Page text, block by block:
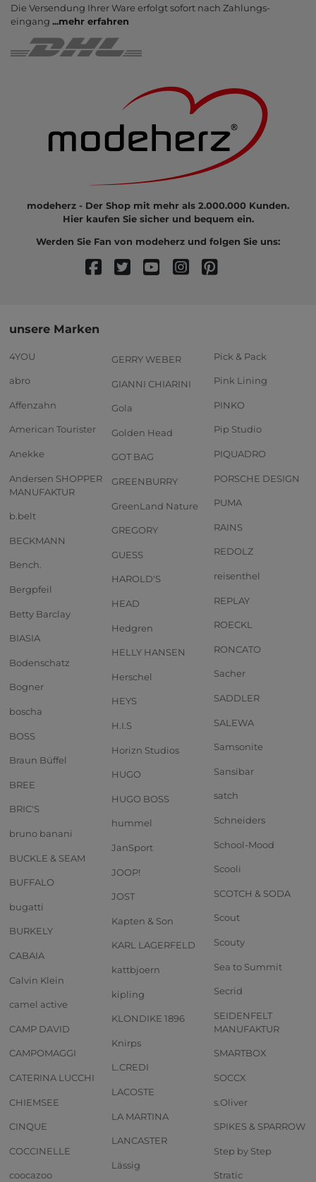
Die Ver­sendung Ihrer Ware er­folgt sofort nach Zahlungs­
eingang ...mehr erfahren
modeherz - Der Shop mit mehr als 2.000.000 Kunden.
Hier kaufen Sie sicher und bequem ein.
Werden Sie Fan von modeherz und folgen Sie uns:
unsere Marken
4YOU
abro
Affenzahn
American Tourister
Anekke
Andersen SHOPPER
MANUFAKTUR
b.belt
BECKMANN
Bench.
Bergpfeil
Betty Barclay
BIASIA
Bodenschatz
Bogner
boscha
BOSS
Braun Büffel
BREE
BRIC'S
bruno banani
BUCKLE & SEAM
BUFFALO
bugatti
BURKELY
CABAIA
Calvin Klein
camel active
CAMP DAVID
CAMPOMAGGI
CATERINA LUCCHI
CHIEMSEE
CINQUE
COCCINELLE
coocazoo
GERRY WEBER
GIANNI CHIARINI
Gola
Golden Head
GOT BAG
GREENBURRY
GreenLand Nature
GREGORY
GUESS
HAROLD'S
HEAD
Hedgren
HELLY HANSEN
Herschel
HEYS
H.I.S
Horizn Studios
HUGO
HUGO BOSS
hummel
JanSport
JOOP!
JOST
Kapten & Son
KARL LAGERFELD
kattbjoern
kipling
KLONDIKE 1896
Knirps
L.CREDI
LACOSTE
LA MARTINA
LANCASTER
Lässig
Pick & Pack
Pink Lining
PINKO
Pip Studio
PIQUADRO
PORSCHE DESIGN
PUMA
RAINS
REDOLZ
reisenthel
REPLAY
ROECKL
RONCATO
Sacher
SADDLER
SALEWA
Samsonite
Sansibar
satch
Schneiders
School-Mood
Scooli
SCOTCH & SODA
Scout
Scouty
Sea to Summit
Secrid
SEIDENFELT
MANUFAKTUR
SMARTBOX
SOCCX
s.Oliver
SPIKES & SPARROW
Step by Step
Stratic